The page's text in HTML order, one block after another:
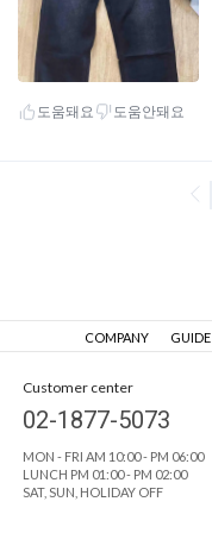
COMPANY GUIDE
Customer center
02-1877-5073
MON - FRI AM 10:00 - PM 06:00
LUNCH PM 01:00 - PM 02:00
SAT, SUN, HOLIDAY OFF